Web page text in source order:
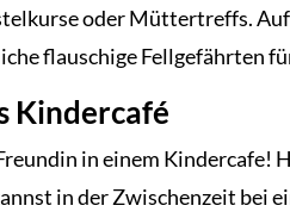
oder Müttertreffs.
flauschige Fellgefährten
Kindercafé
in einem Kindercafe!
in der Zwischenzeit bei